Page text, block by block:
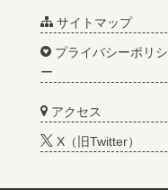
サイトマップ
プライバシーポリシ
ー
アクセス
X（旧Twitter）